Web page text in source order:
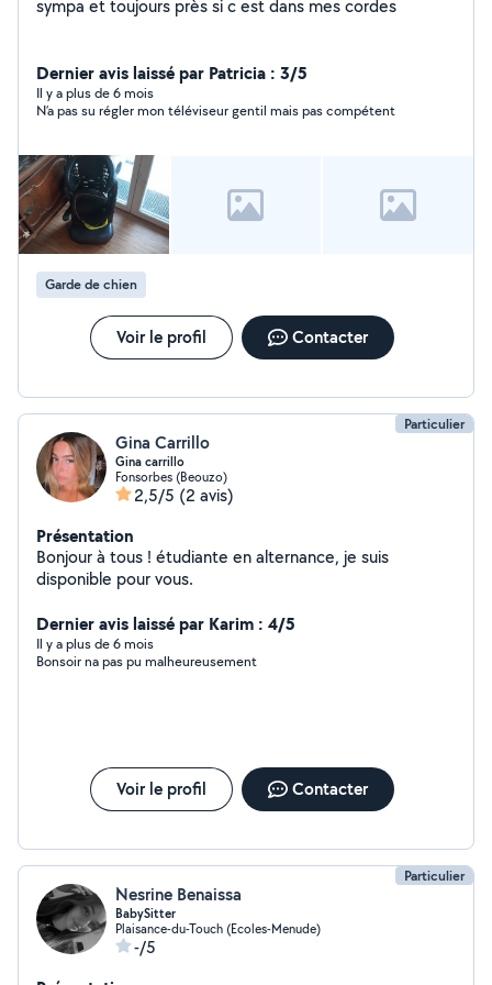
sympa et toujours près si c est dans mes cordes
Dernier avis laissé par Patricia : 3/5
Il y a plus de 6 mois
N’a pas su régler mon téléviseur gentil mais pas compétent
Garde de chien
Voir le profil Contacter
Particulier
Gina Carrillo
Gina carrillo
Fonsorbes (Beouzo)
2,5/5 (2 avis)
Présentation
Bonjour à tous ! étudiante en alternance, je suis
disponible pour vous.
Dernier avis laissé par Karim : 4/5
Il y a plus de 6 mois
Bonsoir na pas pu malheureusement
Voir le profil Contacter
Particulier
Nesrine Benaissa
BabySitter
Plaisance-du-Touch (Ecoles-Menude)
-/5